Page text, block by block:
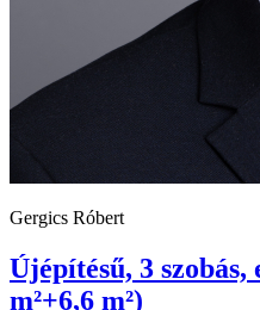
Gergics Róbert
Újépítésű, 3 szobás,
m²+6,6 m²)